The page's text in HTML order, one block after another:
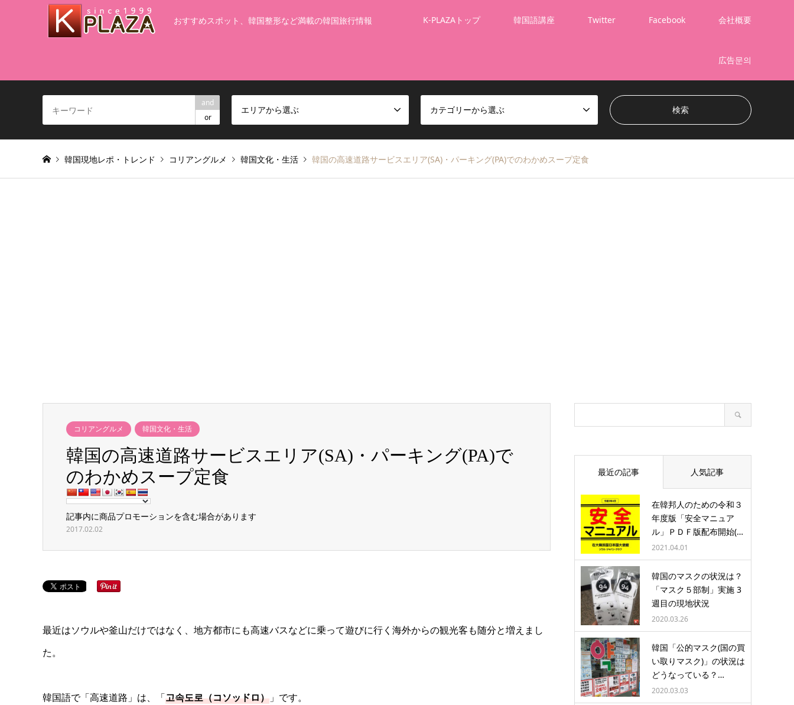
おすすめスポット、韓国整形など満載の韓国旅行情報 K-PLAZAトップ 韓国語講座 Twitter Facebook 会社概要
広告문의
and
or
エリアから選ぶ カテゴリーから選ぶ
韓国現地レポ・トレンド コリアングルメ 韓国文化・生活 韓国の高速道路サービスエリア(SA)・パーキング(PA)でのわかめスープ定食
コリアングルメ 韓国文化・生活
韓国の高速道路サービスエリア(SA)・パーキング(PA)で
のわかめスープ定食
記事内に商品プロモーションを含む場合があります
2017.02.02
最近はソウルや釜山だけではなく、地方都市にも高速バスなどに乗って遊びに行く海外からの観光客も随分と増えまし
た。
韓国語で「高速道路」は、「고속도로（コソッドロ） 」です。
最近の記事 人気記事
在韓邦人のための令和３
年度版「安全マニュア
ル」ＰＤＦ版配布開始(…
2021.04.01
韓国のマスクの状況は？
「マスク５部制」実施 3
週目の現地状況
2020.03.26
韓国「公的マスク(国の買
い取りマスク)」の状況は
どうなっている？…
2020.03.03